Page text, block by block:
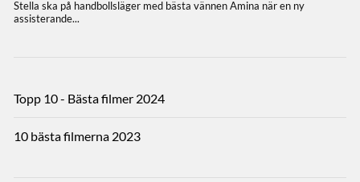
Topp 10 - Bästa filmer 2024
10 bästa filmerna 2023